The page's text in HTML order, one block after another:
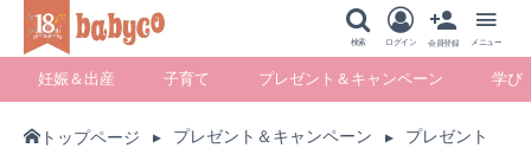
検索 ログイン 会員登録 メニュー
妊娠＆出産 子育て プレゼント＆キャンペーン 学び
トップページ プレゼント＆キャンペーン プレゼント